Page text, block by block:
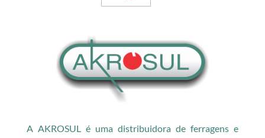
A AKROSUL é uma distribuidora de ferragens e